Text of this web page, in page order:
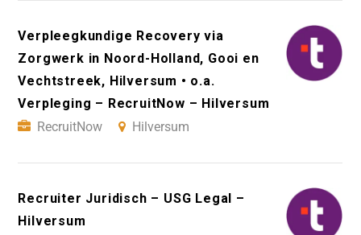
Verpleegkundige Recovery via
Zorgwerk in Noord-Holland, Gooi en
Vechtstreek, Hilversum • o.a.
Verpleging – RecruitNow – Hilversum
RecruitNow
Hilversum
Recruiter Juridisch – USG Legal –
Hilversum